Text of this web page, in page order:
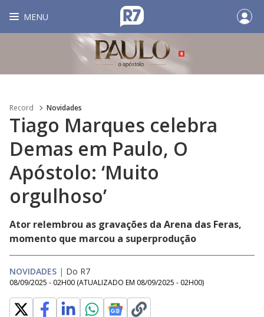
MENU
Record Novidades
Tiago Marques celebra
Demas em Paulo, O
Apóstolo: ‘Muito
orgulhoso’
Ator relembrou as gravações da Arena das Feras,
momento que marcou a superprodução
NOVIDADES | Do R7
08/09/2025 - 02H00 (ATUALIZADO EM 08/09/2025 - 02H00)